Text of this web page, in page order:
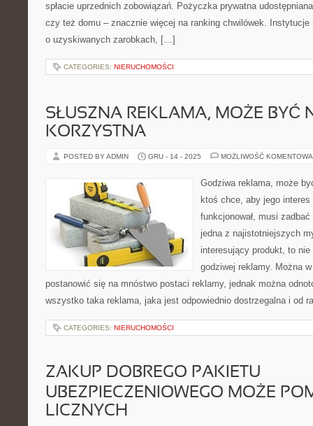
spłacie uprzednich zobowiązań. Pożyczka prywatna
czy też domu – znacznie więcej na ranking chwilówek. Instytucje
o uzyskiwanych zarobkach, […]
CATEGORIES: NIERUCHOMOŚCI
SŁUSZNA REKLAMA, MOŻE BYĆ
KORZYSTNA
POSTED BY ADMIN GRU - 14 - 2025 MOŻLIWOŚĆ
Godziwa reklama, może
ktoś chce, aby jego
funkcjonował, musi
jedna z najistotniejszych
interesujący produkt, to nie
godziwej reklamy. Można
postanowić się na mnóstwo postaci reklamy, jednak można
wszystko taka reklama, jaka jest odpowiednio dostrzegalna i od
CATEGORIES: NIERUCHOMOŚCI
ZAKUP DOBREGO PAKIETU
UBEZPIECZENIOWEGO MOŻE
LICZNYCH